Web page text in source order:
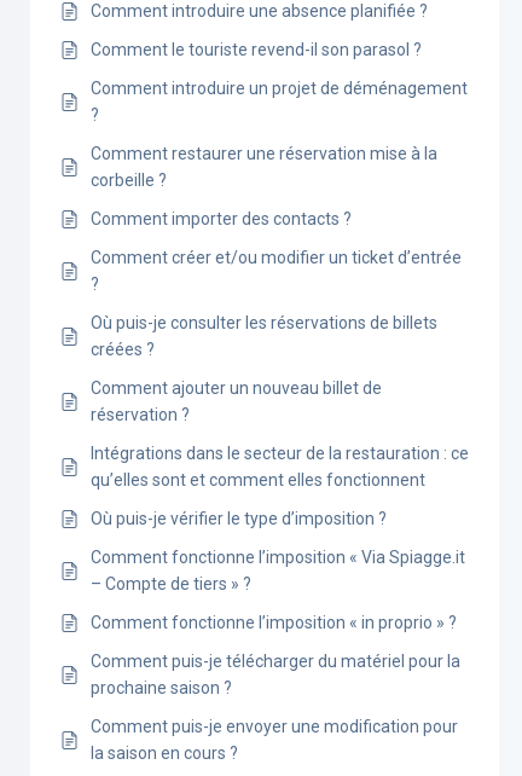
Comment introduire une absence planifiée ?
Comment le touriste revend-il son parasol ?
Comment introduire un projet de déménagement
?
Comment restaurer une réservation mise à la
corbeille ?
Comment importer des contacts ?
Comment créer et/ou modifier un ticket d’entrée
?
Où puis-je consulter les réservations de billets
créées ?
Comment ajouter un nouveau billet de
réservation ?
Intégrations dans le secteur de la restauration : ce
qu’elles sont et comment elles fonctionnent
Où puis-je vérifier le type d’imposition ?
Comment fonctionne l’imposition « Via Spiagge.it
– Compte de tiers » ?
Comment fonctionne l’imposition « in proprio » ?
Comment puis-je télécharger du matériel pour la
prochaine saison ?
Comment puis-je envoyer une modification pour
la saison en cours ?